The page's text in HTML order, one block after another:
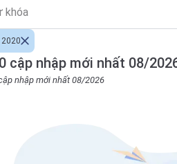
cập nhập mới nhất 08/
nhập mới nhất 08/2026